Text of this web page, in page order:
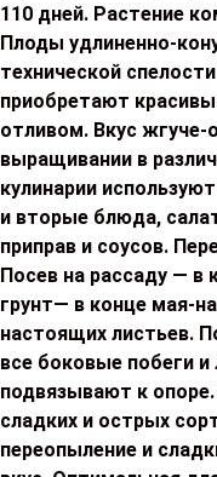
110 дней. Растение
Плоды удлиненно-
технической
приобретают
отливом. Вкус жгуче-
выращивании в
кулинарии
и вторые блюда,
приправ и соусов.
Посев на рассаду — в
грунт— в конце мая-
настоящих листьев.
все боковые побеги и
подвязывают к
сладких и острых
переопыление и